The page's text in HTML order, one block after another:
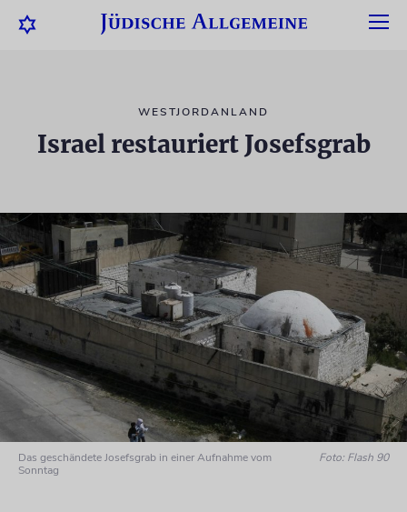
WESTJORDANLAND
Israel restauriert Josefsgrab
Das geschändete Josefsgrab in einer Aufnahme vom
Sonntag
Foto: Flash 90